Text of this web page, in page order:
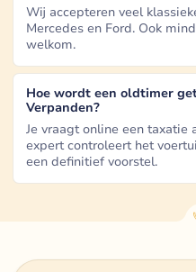
Wij accepteren veel
Mercedes en Ford. Ook
welkom.
Hoe wordt een oldtimer
Verpanden?
Je vraagt online een taxatie
expert controleert het
een definitief voorstel.